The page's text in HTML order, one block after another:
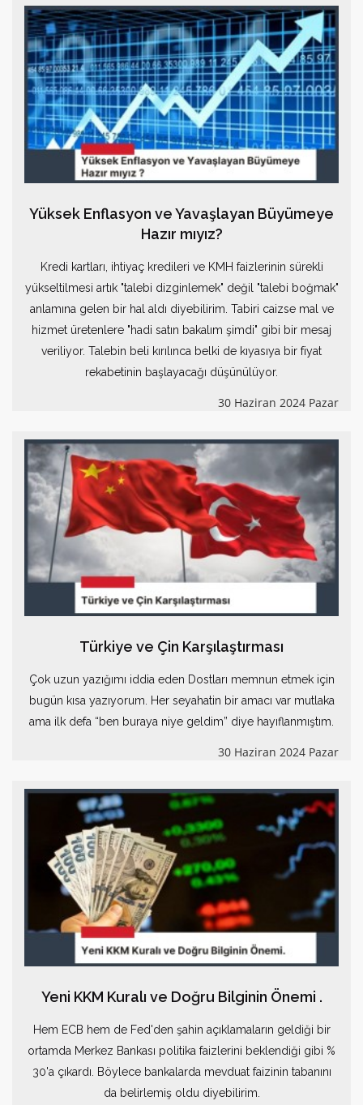
Yüksek Enflasyon ve Yavaşlayan Büyümeye
Hazır mıyız?
Kredi kartları, ihtiyaç kredileri ve KMH faizlerinin sürekli
yükseltilmesi artık "talebi dizginlemek" değil "talebi boğmak"
anlamına gelen bir hal aldı diyebilirim. Tabiri caizse mal ve
hizmet üretenlere "hadi satın bakalım şimdi" gibi bir mesaj
veriliyor. Talebin beli kırılınca belki de kıyasıya bir fiyat
rekabetinin başlayacağı düşünülüyor.
30 Haziran 2024 Pazar
Türkiye ve Çin Karşılaştırması
Çok uzun yazığımı iddia eden Dostları memnun etmek için
bugün kısa yazıyorum. Her seyahatin bir amacı var mutlaka
ama ilk defa “ben buraya niye geldim” diye hayıflanmıştım.
30 Haziran 2024 Pazar
Yeni KKM Kuralı ve Doğru Bilginin Önemi .
Hem ECB hem de Fed'den şahin açıklamaların geldiği bir
ortamda Merkez Bankası politika faizlerini beklendiği gibi %
30'a çıkardı. Böylece bankalarda mevduat faizinin tabanını
da belirlemiş oldu diyebilirim.